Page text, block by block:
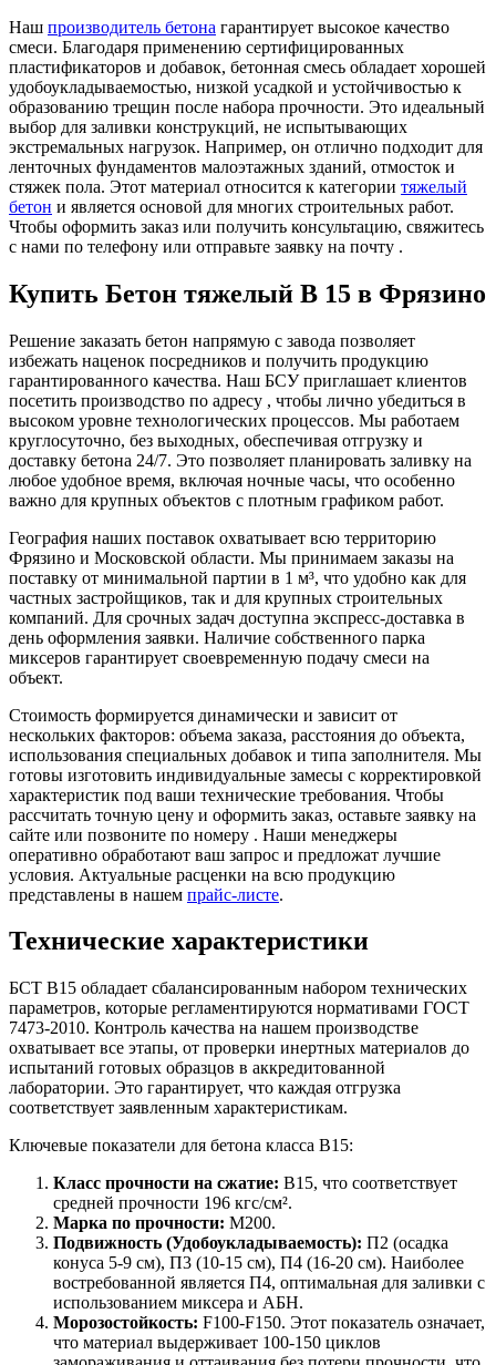
Наш производитель бетона гарантирует высокое качество
смеси. Благодаря применению сертифицированных
пластификаторов и добавок, бетонная смесь обладает хорошей
удобоукладываемостью, низкой усадкой и устойчивостью к
образованию трещин после набора прочности. Это идеальный
выбор для заливки конструкций, не испытывающих
экстремальных нагрузок. Например, он отлично подходит для
ленточных фундаментов малоэтажных зданий, отмосток и
стяжек пола. Этот материал относится к категории тяжелый
бетон и является основой для многих строительных работ.
Чтобы оформить заказ или получить консультацию, свяжитесь
с нами по телефону или отправьте заявку на почту .
Купить Бетон тяжелый В 15 в Фрязино
Решение заказать бетон напрямую с завода позволяет
избежать наценок посредников и получить продукцию
гарантированного качества. Наш БСУ приглашает клиентов
посетить производство по адресу , чтобы лично убедиться в
высоком уровне технологических процессов. Мы работаем
круглосуточно, без выходных, обеспечивая отгрузку и
доставку бетона 24/7. Это позволяет планировать заливку на
любое удобное время, включая ночные часы, что особенно
важно для крупных объектов с плотным графиком работ.
География наших поставок охватывает всю территорию
Фрязино и Московской области. Мы принимаем заказы на
поставку от минимальной партии в 1 м³, что удобно как для
частных застройщиков, так и для крупных строительных
компаний. Для срочных задач доступна экспресс-доставка в
день оформления заявки. Наличие собственного парка
миксеров гарантирует своевременную подачу смеси на
объект.
Стоимость формируется динамически и зависит от
нескольких факторов: объема заказа, расстояния до объекта,
использования специальных добавок и типа заполнителя. Мы
готовы изготовить индивидуальные замесы с корректировкой
характеристик под ваши технические требования. Чтобы
рассчитать точную цену и оформить заказ, оставьте заявку на
сайте или позвоните по номеру . Наши менеджеры
оперативно обработают ваш запрос и предложат лучшие
условия. Актуальные расценки на всю продукцию
представлены в нашем прайс-листе.
Технические характеристики
БСТ B15 обладает сбалансированным набором технических
параметров, которые регламентируются нормативами ГОСТ
7473-2010. Контроль качества на нашем производстве
охватывает все этапы, от проверки инертных материалов до
испытаний готовых образцов в аккредитованной
лаборатории. Это гарантирует, что каждая отгрузка
соответствует заявленным характеристикам.
Ключевые показатели для бетона класса B15:
Класс прочности на сжатие: B15, что соответствует
средней прочности 196 кгс/см².
Марка по прочности: М200.
Подвижность (Удобоукладываемость): П2 (осадка
конуса 5-9 см), П3 (10-15 см), П4 (16-20 см). Наиболее
востребованной является П4, оптимальная для заливки с
использованием миксера и АБН.
Морозостойкость: F100-F150. Этот показатель означает,
что материал выдерживает 100-150 циклов